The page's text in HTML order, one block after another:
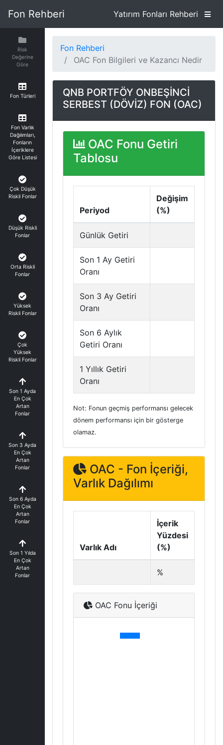
Fon Rehberi Yatırım Fonları Rehberi
Risk
Değerine
Göre
Fon Türleri
Fon Varlık
Dağılımları,
Fonların
İçeriklere
Göre Listesi
Çok Düşük
Riskli Fonlar
Düşük Riskli
Fonlar
Orta Riskli
Fonlar
Yüksek
Riskli Fonlar
Çok
Yüksek
Riskli Fonlar
Son 1 Ayda
En Çok
Artan
Fonlar
Son 3 Ayda
En Çok
Artan
Fonlar
Son 6 Ayda
En Çok
Artan
Fonlar
Son 1 Yılda
En Çok
Artan
Fonlar
Fon Rehberi
OAC Fon Bilgileri ve Kazancı Nedir
QNB PORTFÖY ONBEŞİNCİ
SERBEST (DÖVİZ) FON (OAC)
OAC Fonu Getiri
Tablosu
Periyod
Değişim
(%)
Günlük Getiri
Son 1 Ay Getiri
Oranı
Son 3 Ay Getiri
Oranı
Son 6 Aylık
Getiri Oranı
1 Yıllık Getiri
Oranı
Not: Fonun geçmiş performansı gelecek
dönem performansı için bir gösterge
olamaz.
OAC - Fon İçeriği,
Varlık Dağılımı
Varlık Adı
İçerik
Yüzdesi
(%)
%
OAC Fonu İçeriği